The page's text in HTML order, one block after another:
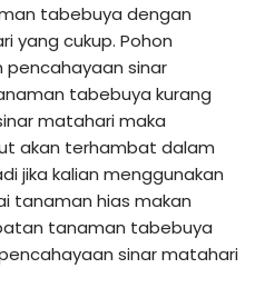
tabebuya dengan
yang cukup. Pohon
sinar
tabebuya kurang
matahari maka
akan terhambat dalam
jika kalian menggunakan
tanaman hias makan
tanaman tabebuya
sinar matahari